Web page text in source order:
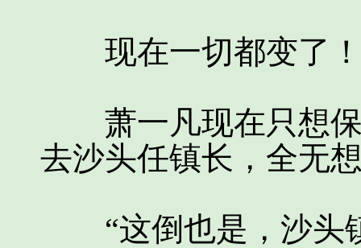
现在一切都变了
萧一凡现在只想保
去沙头任镇长，全无
“这倒也是，沙头